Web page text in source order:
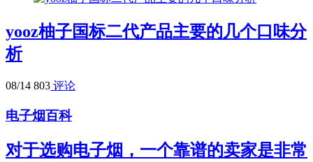
yooz柚子国标二代产品主要的几个口味分
析
08/14 803 评论
电子烟百科
对于选购电子烟，一个靠谱的卖家是非常